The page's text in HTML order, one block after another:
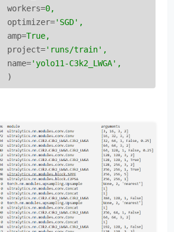
workers=0,
optimizer='SGD',
amp=True,
project='runs/train',
name='yolo11-C3k2_LWGA',
)